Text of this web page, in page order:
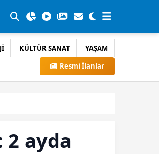
KÜLTÜR SANAT
YAŞAM
Resmi İlanlar
2 ayda